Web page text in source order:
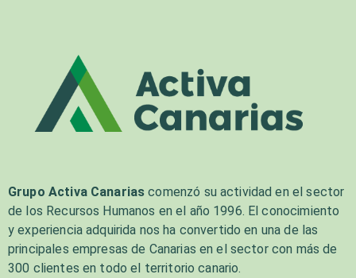
Grupo Activa Canarias comenzó su actividad en el sector
de los Recursos Humanos en el año 1996. El conocimiento
y experiencia adquirida nos ha convertido en una de las
principales empresas de Canarias en el sector con más de
300 clientes en todo el territorio canario.